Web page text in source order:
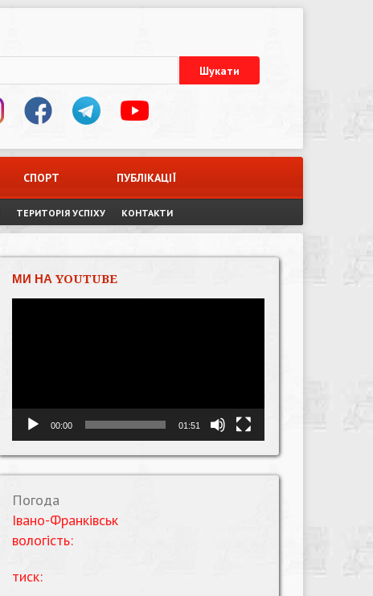
СПОРТ ПУБЛІКАЦІЇ
ТЕРИТОРІЯ УСПІХУ КОНТАКТИ
МИ НА YOUTUBE
00:00 01:51
Погода
Івано-Франківськ
вологість:
тиск: